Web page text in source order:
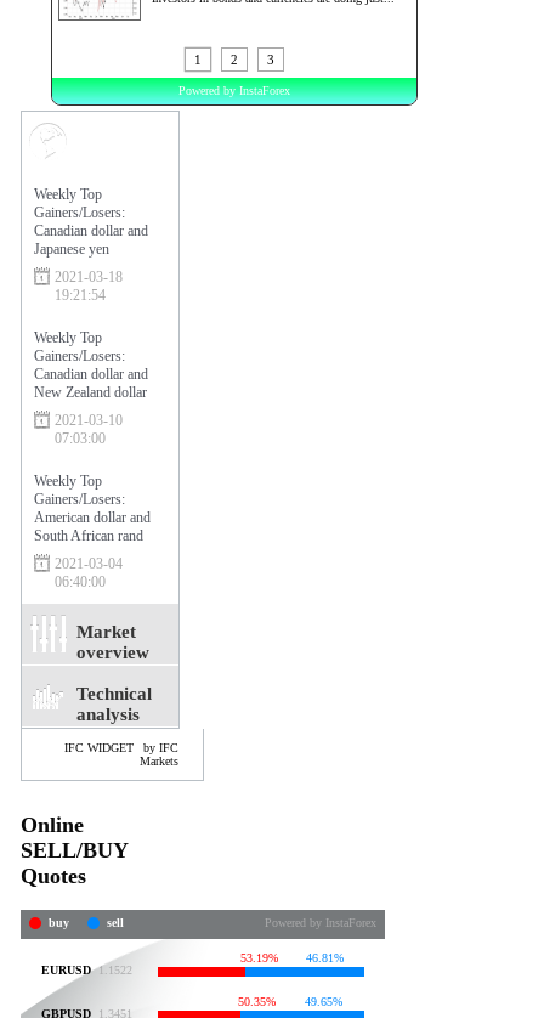
Weekly Top
Gainers/Losers:
Canadian dollar and
Japanese yen
2021-03-18
19:21:54
Weekly Top
Gainers/Losers:
Canadian dollar and
New Zealand dollar
2021-03-10
07:03:00
Weekly Top
Gainers/Losers:
American dollar and
South African rand
2021-03-04
06:40:00
Market
overview
Technical
analysis
IFC WIDGET
by IFC
Markets
Online
SELL/BUY
Quotes